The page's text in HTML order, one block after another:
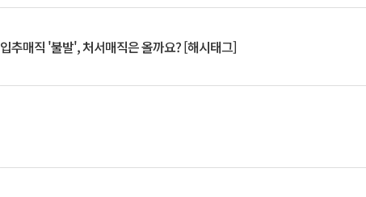
입추매직 '불발', 처서매직은 올까요? [해시태그]